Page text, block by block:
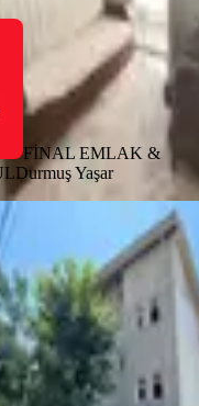
FİNAL EMLAK &
Durmuş Yaşar
Azad- Fatih
Arsa İçerisinde
Merkez, Fatih Mahallesi
3+1·150 m² · 03.07.2026
9.000.000 ₺